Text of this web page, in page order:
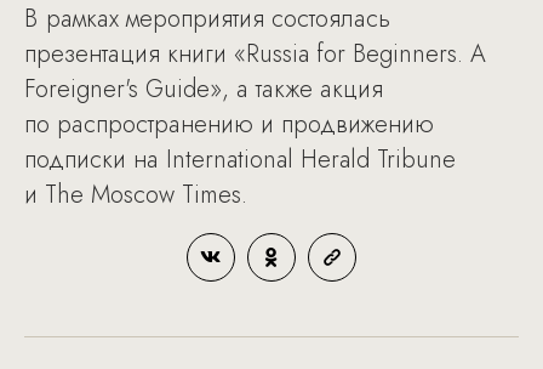
В рамках мероприятия состоялась
презентация книги «Russia for Beginners. A
Foreigner's Guide», а также акция
по распространению и продвижению
подписки на International Herald Tribune
и The Moscow Times.